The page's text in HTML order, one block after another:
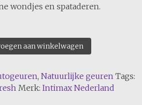
wondjes en spataderen.
aan winkelwagen
, Natuurlijke geuren Tags:
Merk: Intimax Nederland